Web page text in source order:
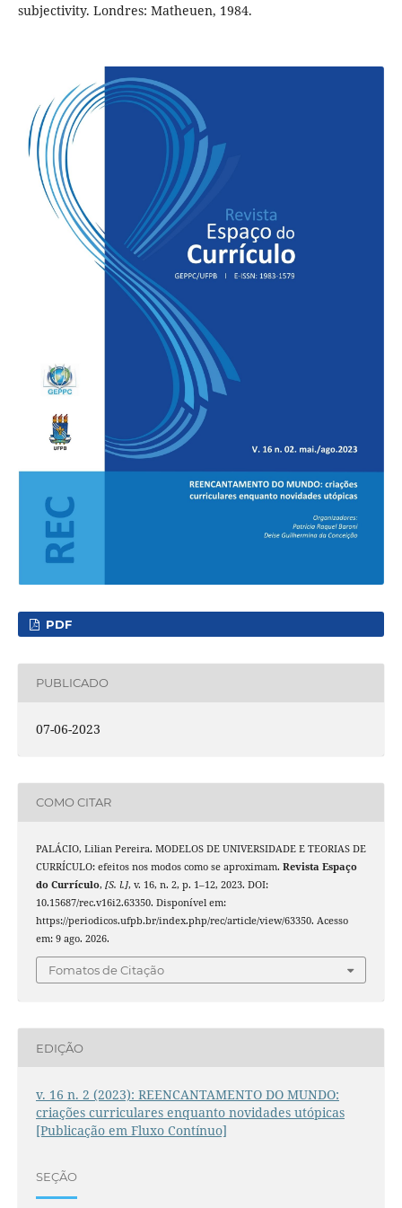
subjectivity. Londres: Matheuen, 1984.
PDF
PUBLICADO
07-06-2023
COMO CITAR
PALÁCIO, Lilian Pereira. MODELOS DE UNIVERSIDADE E TEORIAS DE
CURRÍCULO: efeitos nos modos como se aproximam. Revista Espaço
do Currículo, [S. l.], v. 16, n. 2, p. 1–12, 2023. DOI:
10.15687/rec.v16i2.63350. Disponível em:
https://periodicos.ufpb.br/index.php/rec/article/view/63350. Acesso
em: 9 ago. 2026.
Fomatos de Citação
EDIÇÃO
v. 16 n. 2 (2023): REENCANTAMENTO DO MUNDO:
criações curriculares enquanto novidades utópicas
[Publicação em Fluxo Contínuo]
SEÇÃO